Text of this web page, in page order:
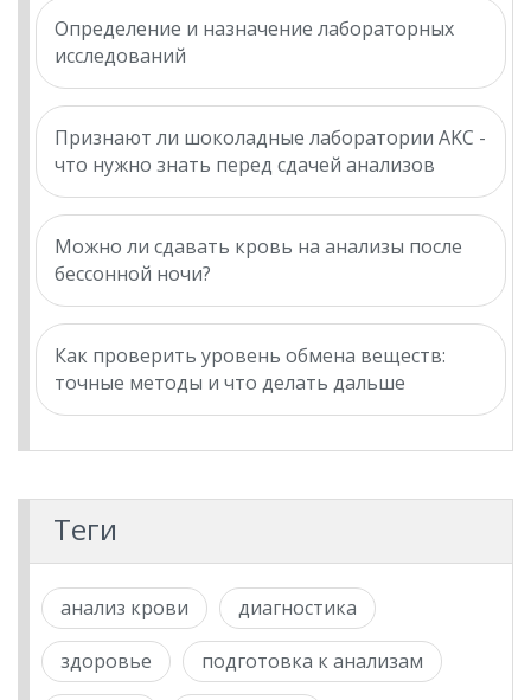
Определение и назначение лабораторных
исследований
Признают ли шоколадные лаборатории AKC -
что нужно знать перед сдачей анализов
Можно ли сдавать кровь на анализы после
бессонной ночи?
Как проверить уровень обмена веществ:
точные методы и что делать дальше
Теги
анализ крови диагностика
здоровье подготовка к анализам